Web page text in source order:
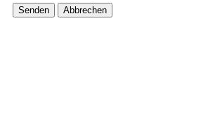
Senden Abbrechen